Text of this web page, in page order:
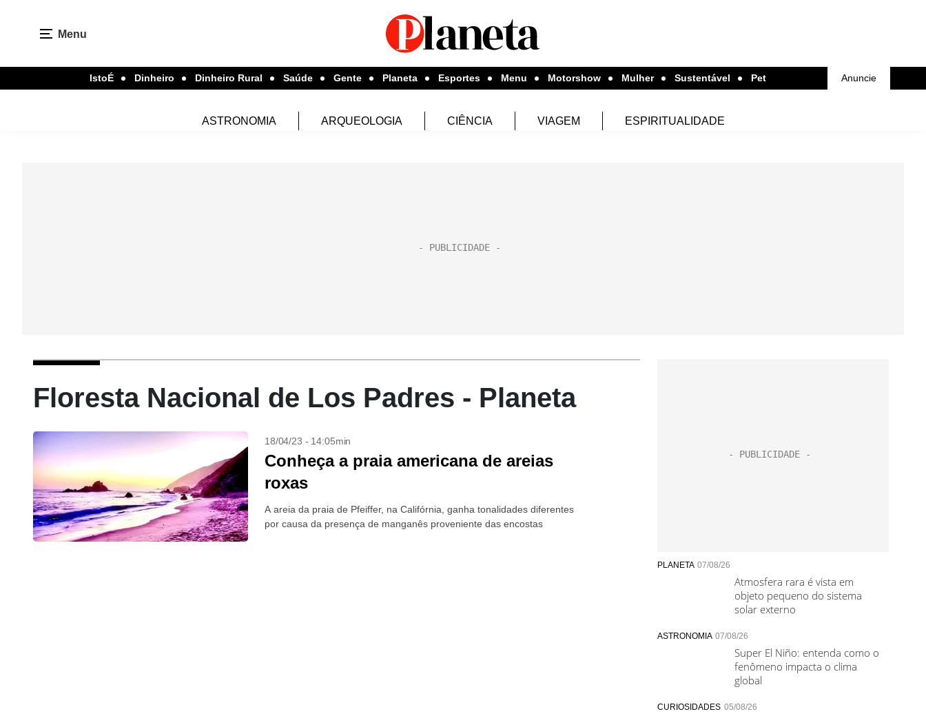
Menu
IstoÉ Dinheiro Dinheiro Rural Saúde Gente Planeta Esportes Menu Motorshow Mulher Sustentável Pet Anuncie
ASTRONOMIA ARQUEOLOGIA CIÊNCIA VIAGEM ESPIRITUALIDADE
Floresta Nacional de Los Padres - Planeta
18/04/23 - 14:05min
Conheça a praia americana de areias
roxas
A areia da praia de Pfeiffer, na Califórnia, ganha tonalidades diferentes
por causa da presença de manganês proveniente das encostas
PLANETA 07/08/26
Atmosfera rara é vista em
objeto pequeno do sistema
solar externo
ASTRONOMIA 07/08/26
Super El Niño: entenda como o
fenômeno impacta o clima
global
CURIOSIDADES 05/08/26